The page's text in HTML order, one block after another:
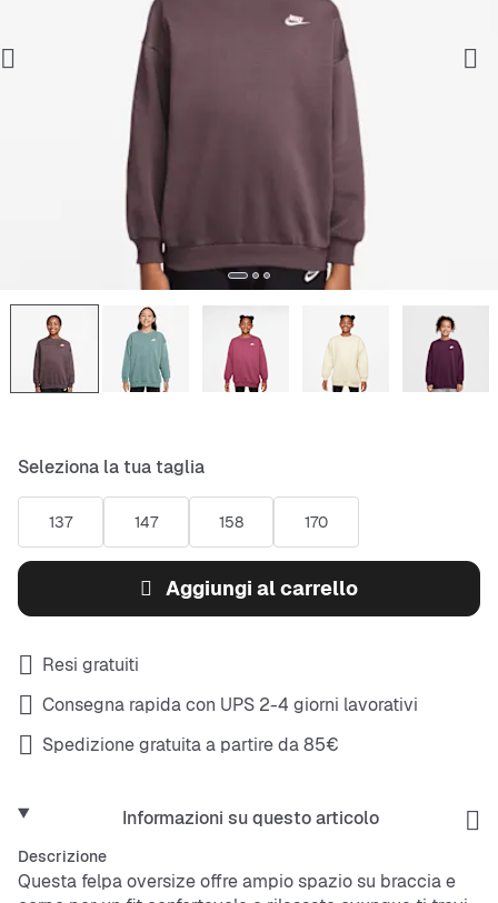
Seleziona la tua taglia
137 147 158 170
Aggiungi al carrello
Resi gratuiti
Consegna rapida con UPS 2-4 giorni lavorativi
Spedizione gratuita a partire da 85€
Informazioni su questo articolo
Descrizione
Questa felpa oversize offre ampio spazio su braccia e